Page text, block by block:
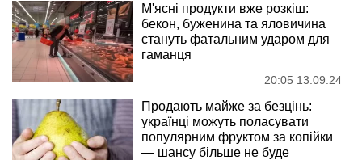
М'ясні продукти вже розкіш:
бекон, буженина та яловичина
стануть фатальним ударом для
гаманця
20:05 13.09.24
Продають майже за безцінь:
українці можуть поласувати
популярним фруктом за копійки
— шансу більше не буде